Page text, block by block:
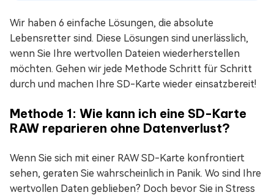
Wir haben 6 einfache Lösungen, die absolute
Lebensretter sind. Diese Lösungen sind unerlässlich,
wenn Sie Ihre wertvollen Dateien wiederherstellen
möchten. Gehen wir jede Methode Schritt für Schritt
durch und machen Ihre SD-Karte wieder einsatzbereit!
Methode 1: Wie kann ich eine SD-Karte
RAW reparieren ohne Datenverlust?
Wenn Sie sich mit einer RAW SD-Karte konfrontiert
sehen, geraten Sie wahrscheinlich in Panik. Wo sind Ihre
wertvollen Daten geblieben? Doch bevor Sie in Stress